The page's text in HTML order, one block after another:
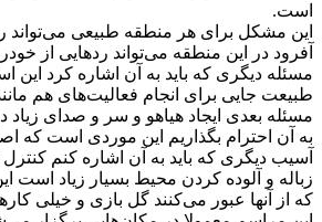
است.
این مشکل برای هر منطقه طبیعی می‌تواند
آفرود در این منطقه می‌تواند رد‌هایی از
مسئله دیگری که باید به آن اشاره کرد
طبیعت جایی برای انجام فعالیت‌های هم
مسئله بعدی ایجاد هیاهو و سر و صدای
به آن احترام بگذاریم این موردی است
زباله و آلوده کردن محیط بسیار زیاد
که از آنها عبور می‌کنند گل بازی و خیلی